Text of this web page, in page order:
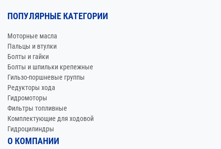
ПОПУЛЯРНЫЕ КАТЕГОРИИ
Моторные масла
Пальцы и втулки
Болты и гайки
Болты и шпильки крепежные
Гильзо-поршневые группы
Редукторы хода
Гидромоторы
Фильтры топливные
Комплектующие для ходовой
Гидроцилиндры
О КОМПАНИИ